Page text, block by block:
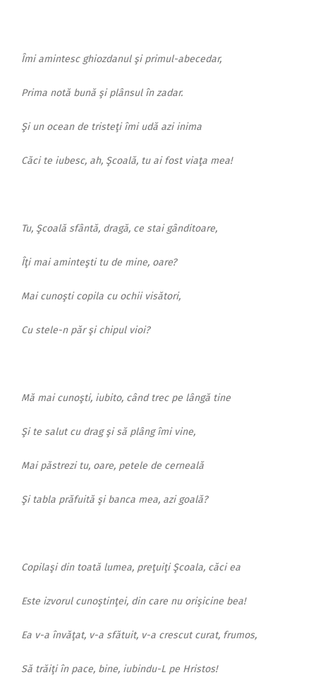
Îmi amintesc ghiozdanul şi primul-abecedar,
Prima notă bună şi plânsul în zadar.
Şi un ocean de tristeţi îmi udă azi inima
Căci te iubesc, ah, Şcoală, tu ai fost viaţa mea!
Tu, Şcoală sfântă, dragă, ce stai gânditoare,
Îţi mai aminteşti tu de mine, oare?
Mai cunoşti copila cu ochii visători,
Cu stele-n păr şi chipul vioi?
Mă mai cunoşti, iubito, când trec pe lângă tine
Şi te salut cu drag şi să plâng îmi vine,
Mai păstrezi tu, oare, petele de cerneală
Şi tabla prăfuită şi banca mea, azi goală?
Copilaşi din toată lumea, preţuiţi Şcoala, căci ea
Este izvorul cunoştinţei, din care nu orişicine bea!
Ea v-a învăţat, v-a sfătuit, v-a crescut curat, frumos,
Să trăiţi în pace, bine, iubindu-L pe Hristos!